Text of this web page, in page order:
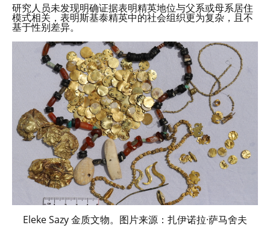
研究人员未发现明确证据表明精英地位与父系或母系居住
模式相关，表明斯基泰精英中的社会组织更为复杂，且不
基于性别差异。
Eleke Sazy 金质文物。图片来源：扎伊诺拉·萨马舍夫